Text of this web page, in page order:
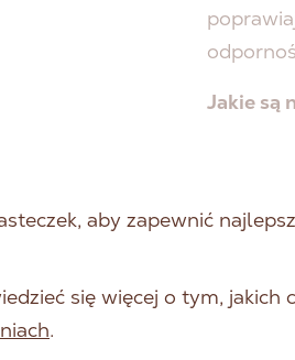
Jakie są
aby zapewnić
się więcej o tym, jakich
.